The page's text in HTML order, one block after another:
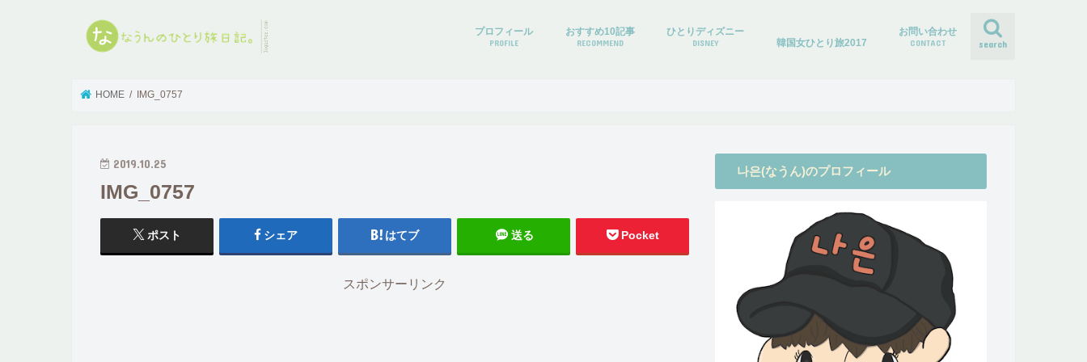
search
プロフィール
PROFILE
おすすめ10記事
RECOMMEND
ひとりディズニー
DISNEY 韓国女ひとり旅2017
お問い合わせ
CONTACT
HOME IMG_0757
2019.10.25
IMG_0757
ポスト シェア はてブ 送る Pocket
スポンサーリンク
나은(なうん)のプロフィール